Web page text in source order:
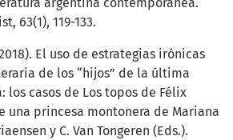
argentina contemporánea.
63(1), 119-133.
El uso de estrategias irónicas
de los “hijos” de la última
los casos de Los topos de Félix
una princesa montonera de Mariana
y C. Van Tongeren (Eds.).